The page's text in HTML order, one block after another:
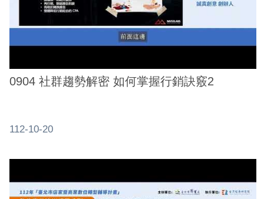
0904 社群趨勢解密 如何掌握行銷訣竅2
112-10-20